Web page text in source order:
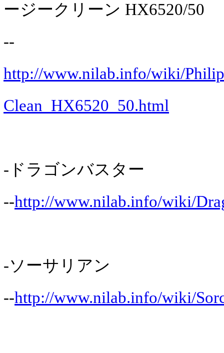
ージークリーン HX6520/50
--
http://www.nilab.info/wiki/
Clean_HX6520_50.html
-ドラゴンバスター
--http://www.nilab.info/wiki/
-ソーサリアン
--http://www.nilab.info/wiki/